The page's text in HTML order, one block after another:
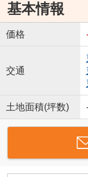
基本情報
価格
交通
土地面積(坪数)